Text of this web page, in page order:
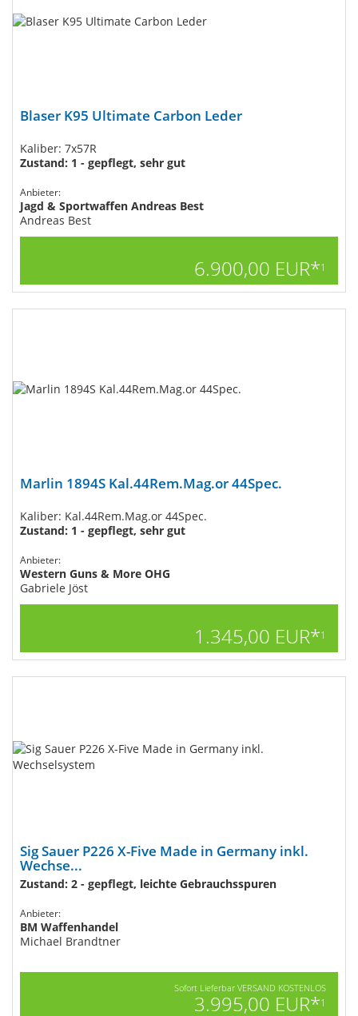
Blaser K95 Ultimate Carbon Leder
Kaliber: 7x57R
Zustand: 1 - gepflegt, sehr gut
Anbieter:
Jagd & Sportwaffen Andreas Best
Andreas Best
6.900,00 EUR*1
Marlin 1894S Kal.44Rem.Mag.or 44Spec.
Kaliber: Kal.44Rem.Mag.or 44Spec.
Zustand: 1 - gepflegt, sehr gut
Anbieter:
Western Guns & More OHG
Gabriele Jöst
1.345,00 EUR*1
Sig Sauer P226 X-Five Made in Germany inkl.
Wechse...
Zustand: 2 - gepflegt, leichte Gebrauchsspuren
Anbieter:
BM Waffenhandel
Michael Brandtner
Sofort Lieferbar VERSAND KOSTENLOS
3.995,00 EUR*1